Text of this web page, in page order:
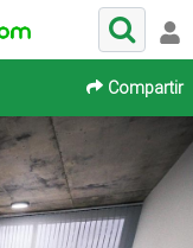
Compartir